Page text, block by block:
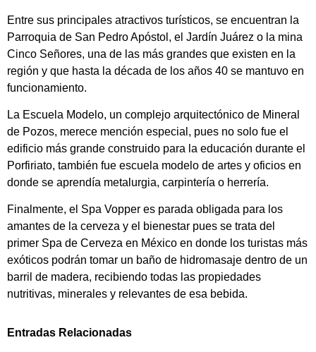
Entre sus principales atractivos turísticos, se encuentran la
Parroquia de San Pedro Apóstol, el Jardín Juárez o la mina
Cinco Señores, una de las más grandes que existen en la
región y que hasta la década de los años 40 se mantuvo en
funcionamiento.
La Escuela Modelo, un complejo arquitectónico de Mineral
de Pozos, merece mención especial, pues no solo fue el
edificio más grande construido para la educación durante el
Porfiriato, también fue escuela modelo de artes y oficios en
donde se aprendía metalurgia, carpintería o herrería.
Finalmente, el Spa Vopper es parada obligada para los
amantes de la cerveza y el bienestar pues se trata del
primer Spa de Cerveza en México en donde los turistas más
exóticos podrán tomar un baño de hidromasaje dentro de un
barril de madera, recibiendo todas las propiedades
nutritivas, minerales y relevantes de esa bebida.
Entradas Relacionadas